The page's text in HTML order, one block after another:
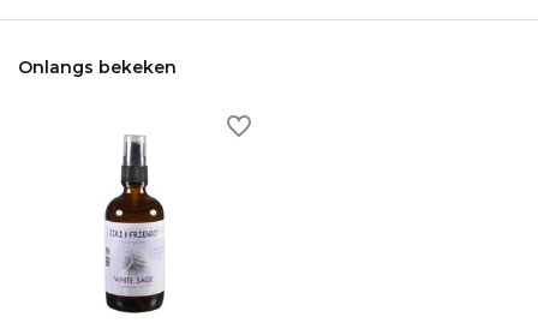
Onlangs bekeken